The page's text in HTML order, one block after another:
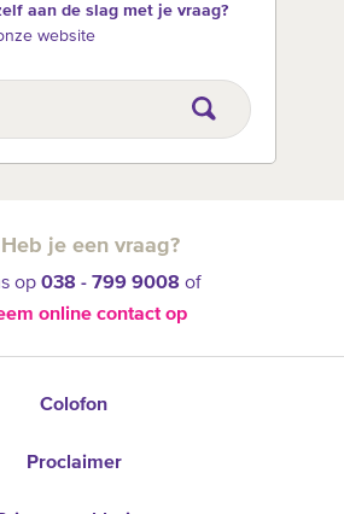
aan de slag met je vraag?
website
Heb je een vraag?
op 038 - 799 9008 of
online contact op
Colofon
Proclaimer